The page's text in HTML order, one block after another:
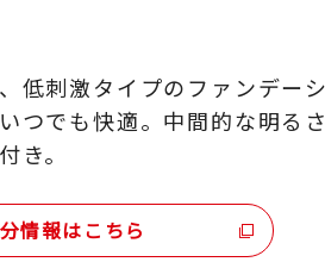
低刺激タイプのファンデー
つでも快適。中間的な明る
き。
情報はこちら